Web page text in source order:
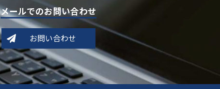
メールでのお問い合わせ
お問い合わせ